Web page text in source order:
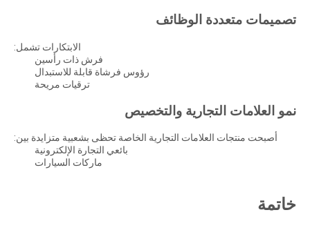
تصميمات متعددة الوظائف
الابتكارات تشمل:
فرش ذات رأسين
رؤوس فرشاة قابلة للاستبدال
ترقيات مريحة
نمو العلامات التجارية والتخصيص
أصبحت منتجات العلامات التجارية الخاصة تحظى بشعبية متزايدة بين:
بائعي التجارة الإلكترونية
ماركات السيارات
خاتمة